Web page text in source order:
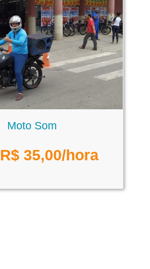
Moto Som
R$ 35,00/hora